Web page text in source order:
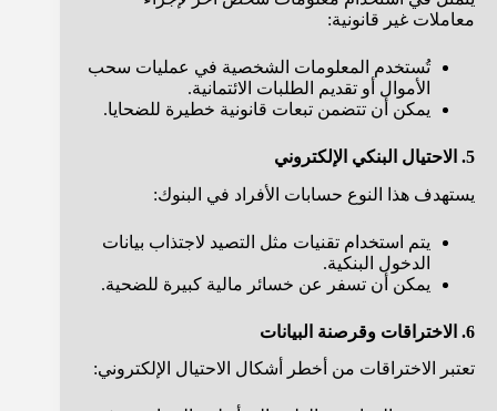
معاملات غير قانونية:
تُستخدم المعلومات الشخصية في عمليات سحب
الأموال أو تقديم الطلبات الائتمانية.
يمكن أن تتضمن تبعات قانونية خطيرة للضحايا.
5. الاحتيال البنكي الإلكتروني
يستهدف هذا النوع حسابات الأفراد في البنوك:
يتم استخدام تقنيات مثل التصيد لاجتذاب بيانات
الدخول البنكية.
يمكن أن تسفر عن خسائر مالية كبيرة للضحية.
6. الاختراقات وقرصنة البيانات
تعتبر الاختراقات من أخطر أشكال الاحتيال الإلكتروني: